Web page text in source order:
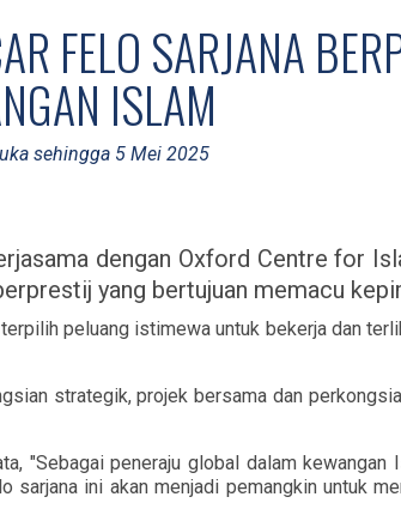
FELO SARJANA
ISLAM
sehingga 5 Mei 2025
dengan Oxford Centre for
yang bertujuan memacu
peluang istimewa untuk bekerja dan
strategik, projek bersama dan
"Sebagai peneraju global dalam
sarjana ini akan menjadi pemangkin untuk